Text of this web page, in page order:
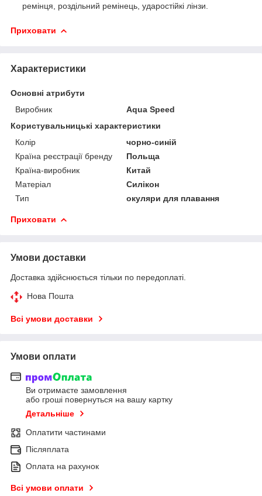
ремінця, роздільний ремінець, ударостійкі лінзи.
Приховати
Характеристики
Основні атрибути
Виробник
Aqua Speed
Користувальницькі характеристики
Колір
чорно-синій
Країна реєстрації бренду
Польща
Країна-виробник
Китай
Матеріал
Силікон
Тип
окуляри для плавання
Приховати
Умови доставки
Доставка здійснюється тільки по передоплаті.
Нова Пошта
Всі умови доставки
Умови оплати
Ви отримаєте замовлення
або гроші повернуться на вашу картку
Детальніше
Оплатити частинами
Післяплата
Оплата на рахунок
Всі умови оплати